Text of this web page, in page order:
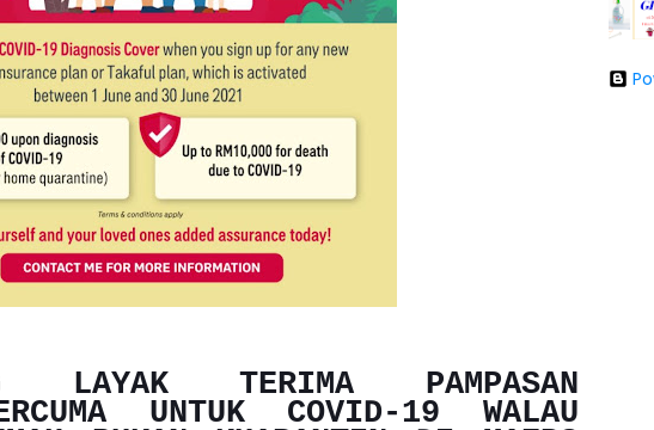
LAYAK TERIMA PAMPASAN
UNTUK COVID-19 WALAU